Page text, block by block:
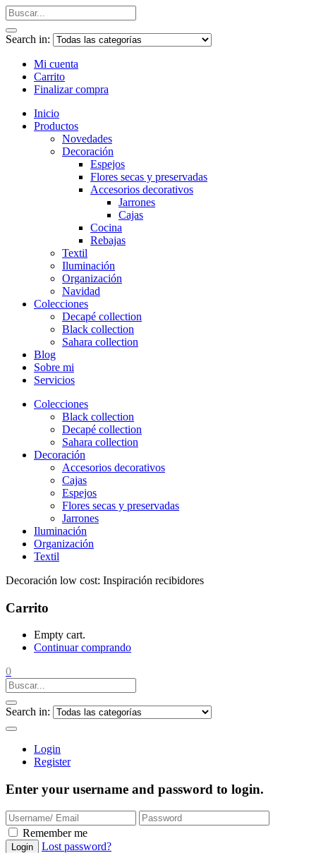
Search in:
Mi cuenta
Carrito
Finalizar compra
Inicio
Productos
Novedades
Decoración
Espejos
Flores secas y preservadas
Accesorios decorativos
Jarrones
Cajas
Cocina
Rebajas
Textil
Iluminación
Organización
Navidad
Colecciones
Decapé collection
Black collection
Sahara collection
Blog
Sobre mi
Servicios
Colecciones
Black collection
Decapé collection
Sahara collection
Decoración
Accesorios decorativos
Cajas
Espejos
Flores secas y preservadas
Jarrones
Iluminación
Organización
Textil
Decoración low cost: Inspiración recibidores
Carrito
Empty cart.
Continuar comprando
0
Search in:
Login
Register
Enter your username and password to login.
Remember me
Login Lost password?